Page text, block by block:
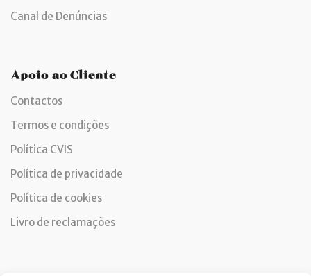
Canal de Denúncias
Apoio ao Cliente
Contactos
Termos e condições
Política CVIS
Política de privacidade
Política de cookies
Livro de reclamações